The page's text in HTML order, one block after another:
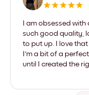
I am obsessed with
such good quality,
to put up. I love
I'm a bit of a
until I created the